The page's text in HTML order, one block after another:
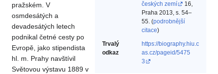
českých zemí
16,
Praha 2013, s. 54–
55. (podrobnější
citace)
Trvalý
odkaz
https://biography.hiu.c
as.cz/pageid/5475
3
pražském. V
osmdesátých a
devadesátých letech
podnikal četné cesty po
Evropě, jako stipendista
hl. m. Prahy navštívil
Světovou výstavu 1889 v